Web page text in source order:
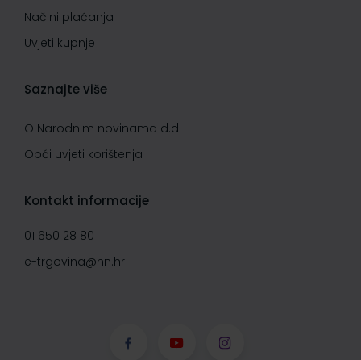
Načini plaćanja
Uvjeti kupnje
Saznajte više
O Narodnim novinama d.d.
Opći uvjeti korištenja
Kontakt informacije
01 650 28 80
e-trgovina@nn.hr